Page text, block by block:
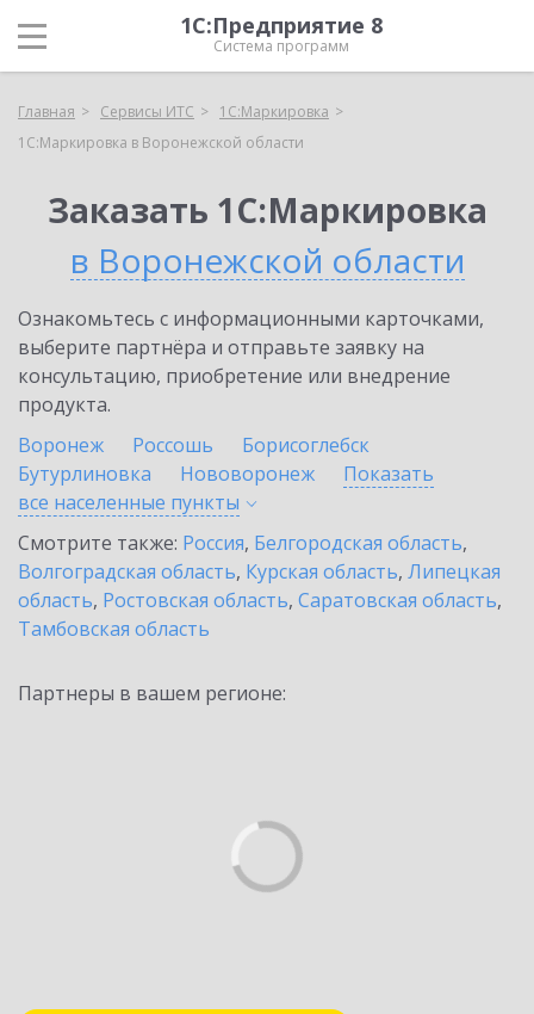
1С:Предприятие 8
Система программ
Главная Сервисы ИТС
1С:Маркировка
1С:Маркировка в Воронежской области
Заказать 1С:Маркировка
в Воронежской области
Ознакомьтесь с информационными карточками,
выберите партнёра и отправьте заявку на
консультацию, приобретение или внедрение
продукта.
Воронеж
Россошь
Борисоглебск
Бутурлиновка
Нововоронеж
Показать
все населенные пункты
Смотрите также: Россия, Белгородская область,
Волгоградская область, Курская область, Липецкая
область, Ростовская область, Саратовская область,
Тамбовская область
Партнеры в вашем регионе: